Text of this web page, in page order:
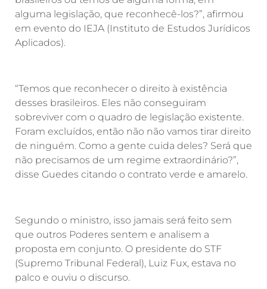
alguma legislação, que reconhecê-los?”, afirmou
em evento do IEJA (Instituto de Estudos Jurídicos
Aplicados).
“Temos que reconhecer o direito à existência
desses brasileiros. Eles não conseguiram
sobreviver com o quadro de legislação existente.
Foram excluídos, então não não vamos tirar direito
de ninguém. Como a gente cuida deles? Será que
não precisamos de um regime extraordinário?”,
disse Guedes citando o contrato verde e amarelo.
Segundo o ministro, isso jamais será feito sem
que outros Poderes sentem e analisem a
proposta em conjunto. O presidente do STF
(Supremo Tribunal Federal), Luiz Fux, estava no
palco e ouviu o discurso.